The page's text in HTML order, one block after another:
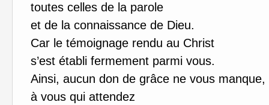
toutes celles de la parole
et de la connaissance de Dieu.
Car le témoignage rendu au Christ
s’est établi fermement parmi vous.
Ainsi, aucun don de grâce ne vous manque,
à vous qui attendez